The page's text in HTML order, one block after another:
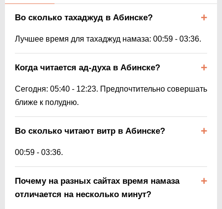
Во сколько тахаджуд в Абинске?
Лучшее время для тахаджуд намаза: 00:59 - 03:36.
Когда читается ад-духа в Абинске?
Сегодня: 05:40 - 12:23. Предпочтительно совершать
ближе к полудню.
Во сколько читают витр в Абинске?
00:59 - 03:36.
Почему на разных сайтах время намаза
отличается на несколько минут?